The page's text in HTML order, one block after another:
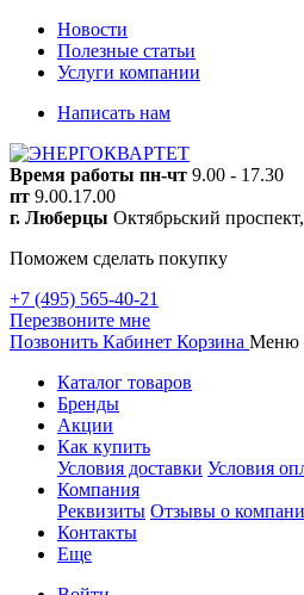
Новости
Полезные статьи
Услуги компании
Написать нам
Время работы пн-чт 9.00 - 17.30
пт 9.00.17.00
г. Люберцы Октябрьский
Поможем сделать покупку
+7 (495) 565-40-21
Перезвоните мне
Позвонить Кабинет Корзина Меню
Каталог товаров
Бренды
Акции
Как купить
Условия доставки Условия
Компания
Реквизиты Отзывы о
Контакты
Еще